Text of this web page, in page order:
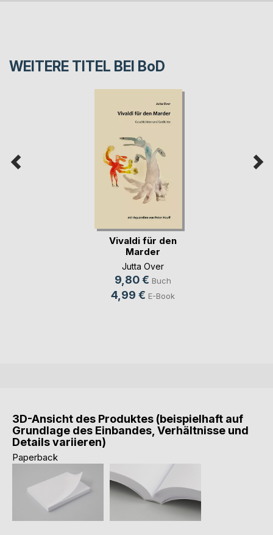
WEITERE TITEL BEI BoD
Vivaldi für den
Marder
Jutta Over
9,80 € Buch
4,99 € E-Book
3D-Ansicht des Produktes (beispielhaft auf
Grundlage des Einbandes, Verhältnisse und
Details variieren)
Paperback